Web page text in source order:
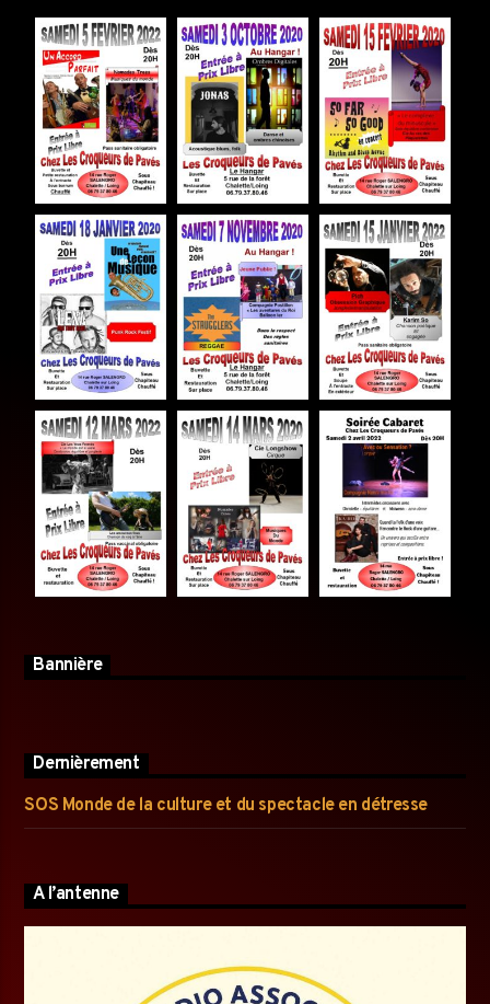
Bannière
Dernièrement
SOS Monde de la culture et du spectacle en détresse
A l’antenne